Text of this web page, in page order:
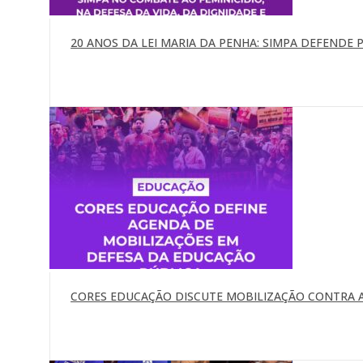
20 ANOS DA LEI MARIA DA PENHA: SIMPA DEFENDE
CORES EDUCAÇÃO DISCUTE MOBILIZAÇÃO CONTRA